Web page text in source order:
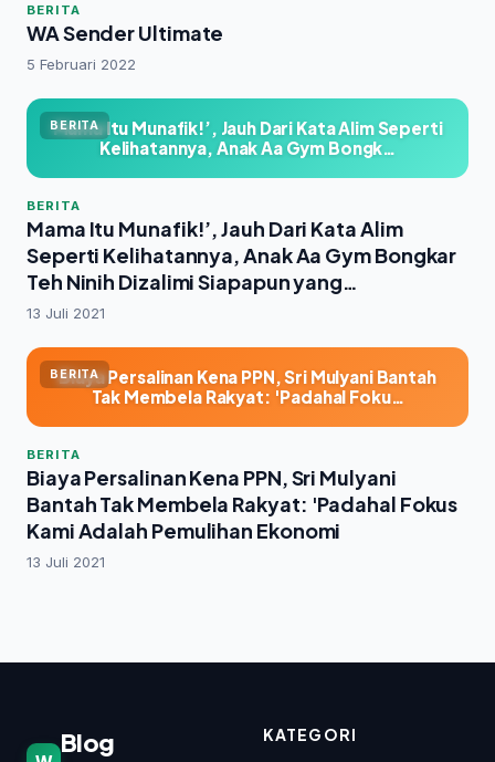
BERITA
WA Sender Ultimate
5 Februari 2022
BERITA
Mama Itu Munafik!’, Jauh Dari Kata Alim Seperti
Kelihatannya, Anak Aa Gym Bongk…
BERITA
Mama Itu Munafik!’, Jauh Dari Kata Alim
Seperti Kelihatannya, Anak Aa Gym Bongkar
Teh Ninih Dizalimi Siapapun yang
Sepemahaman dengan Ayahnya
13 Juli 2021
BERITA
Biaya Persalinan Kena PPN, Sri Mulyani Bantah
Tak Membela Rakyat: 'Padahal Foku…
BERITA
Biaya Persalinan Kena PPN, Sri Mulyani
Bantah Tak Membela Rakyat: 'Padahal Fokus
Kami Adalah Pemulihan Ekonomi
13 Juli 2021
Blog KATEGORI